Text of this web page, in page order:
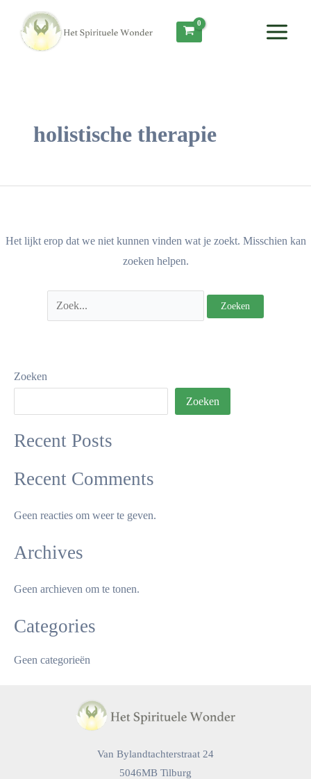
Menu
holistische therapie
Het lijkt erop dat we niet kunnen vinden wat je zoekt. Misschien kan
zoeken helpen.
naar:
Zoeken
Zoeken
Recent Posts
Recent Comments
Geen reacties om weer te geven.
Archives
Geen archieven om te tonen.
Categories
Geen categorieën
Van Bylandtachterstraat 24
5046MB Tilburg